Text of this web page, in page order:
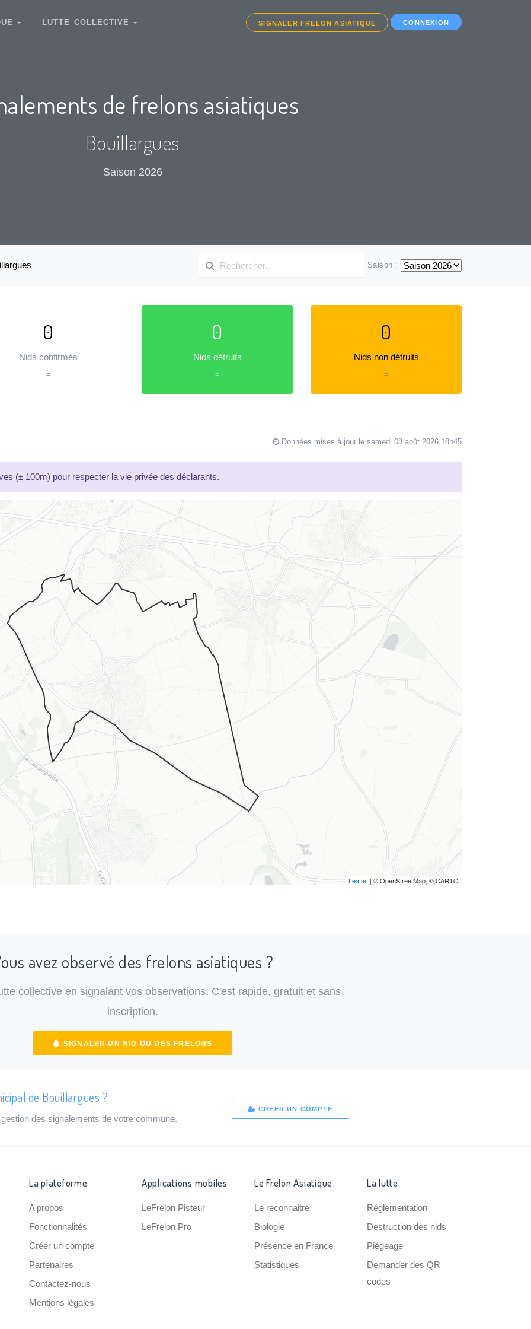
LUTTE COLLECTIVE SIGNALER FRELON ASIATIQUE CONNEXION
de frelons asiatiques
Bouillargues
Saison 2026
Saison :
0
Nids confirmés
=
0
Nids détruits
=
0
Nids non détruits
=
Données mises à jour le samedi 08 août 2026 18h45
(± 100m) pour respecter la vie privée des déclarants.
Leaflet | © OpenStreetMap, © CARTO
avez observé des frelons asiatiques ?
collective en signalant vos observations. C'est rapide, gratuit et sans
inscription.
SIGNALER UN NID OU DES FRELONS
de Bouillargues ?
des signalements de votre commune.
CRÉER UN COMPTE
La plateforme
A propos
Fonctionnalités
Créer un compte
Partenaires
Contactez-nous
Mentions légales
Applications mobiles
LeFrelon Pisteur
LeFrelon Pro
Le Frelon Asiatique
Le reconnaitre
Biologie
Présence en France
Statistiques
La lutte
Réglementation
Destruction des nids
Piégeage
Demander des QR
codes